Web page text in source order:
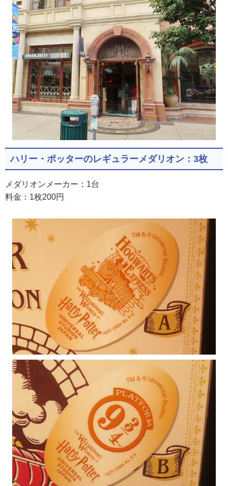
ハリー・ポッターのレギュラーメダリオン：3枚
メダリオンメーカー：1台
料金：1枚200円